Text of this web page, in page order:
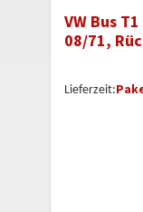
VW Bus
08/71,
Lieferzeit: